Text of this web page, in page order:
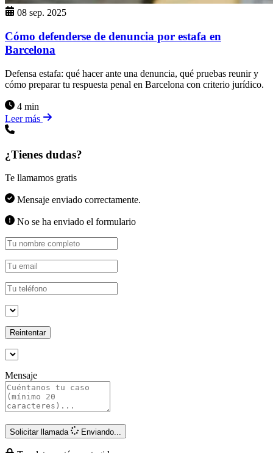
08 sep. 2025
Cómo defenderse de denuncia por estafa en
Barcelona
Defensa estafa: qué hacer ante una denuncia, qué pruebas reunir y
cómo preparar tu respuesta penal en Barcelona con criterio jurídico.
4 min
Leer más
¿Tienes dudas?
Te llamamos gratis
Mensaje enviado correctamente.
No se ha enviado el formulario
Reintentar
Mensaje
Solicitar llamada Enviando...